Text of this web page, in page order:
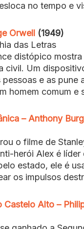
no tempo e
Orwell (1949)
das Letras
distópico
civil. Um
e as
homem comum e
– Anthony
o filme de
herói Alex é
estado, ele é
os impulsos
Castelo Alto –